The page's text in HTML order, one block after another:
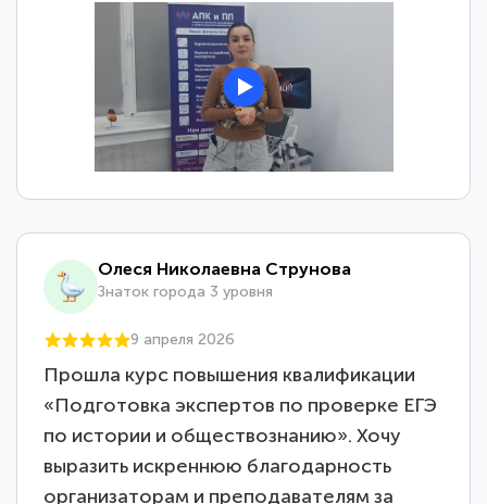
Олеся Николаевна Струнова
Знаток города 3 уровня
9 апреля 2026
Прошла курс повышения квалификации
«Подготовка экспертов по проверке ЕГЭ
по истории и обществознанию». Хочу
выразить искреннюю благодарность
организаторам и преподавателям за